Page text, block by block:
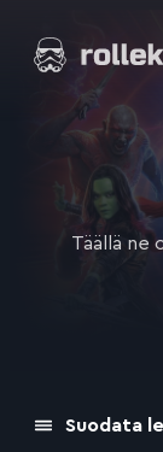
suoraan
sisältöön
Elokuvat ja elokuva-arviot | Rollekino.fi
lopputekstien
Täällä ne
Suodata